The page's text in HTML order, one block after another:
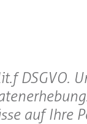
f DSGVO.
auf Ihre